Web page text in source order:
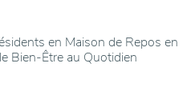
en Maison de Repos en
Bien-Être au Quotidien